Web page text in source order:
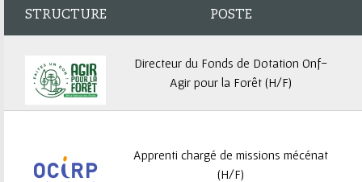
t
STRUCTURE POSTE
Directeur du Fonds de Dotation Onf-
Agir pour la Forêt (H/F)
Apprenti chargé de missions mécénat
(H/F)